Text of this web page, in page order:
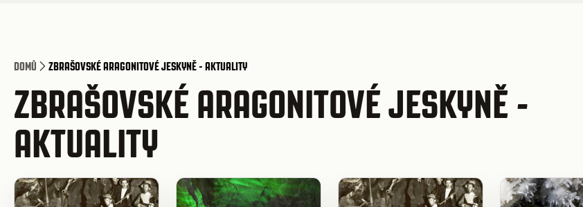
DOMŮ ZBRAŠOVSKÉ ARAGONITOVÉ JESKYNĚ - AKTUALITY
ZBRAŠOVSKÉ ARAGONITOVÉ JESKYNĚ -
AKTUALITY